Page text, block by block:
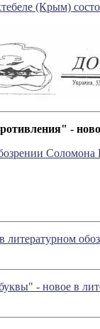
(Крым)
-
литературном
- новое в